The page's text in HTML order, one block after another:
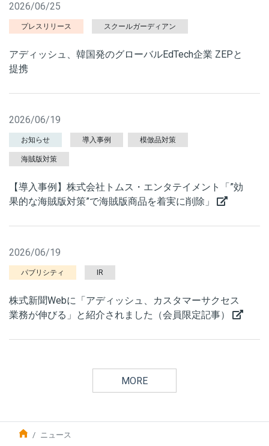
2026/06/25
プレスリリース スクールガーディアン
アディッシュ、韓国発のグローバルEdTech企業 ZEPと
提携
2026/06/19
お知らせ 導入事例 模倣品対策
海賊版対策
【導入事例】株式会社トムス・エンタテイメント「”効
果的な海賊版対策”で海賊版商品を着実に削除」
2026/06/19
パブリシティ IR
株式新聞Webに「アディッシュ、カスタマーサクセス
業務が伸びる」と紹介されました（会員限定記事）
MORE
ニュース